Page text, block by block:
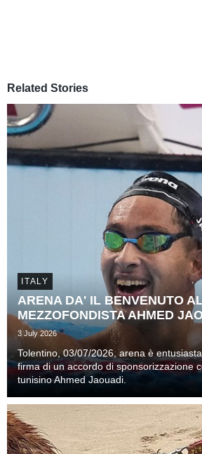
Related Stories
ITALY
ARENA DA' IL BENVENUTO
MEZZOFONDISTA AHMED
3 July 2026
Tolentino, 03/07/2026, arena è
firma di un accordo di sponsorizzazione
tunisino Ahmed Jaouadi.